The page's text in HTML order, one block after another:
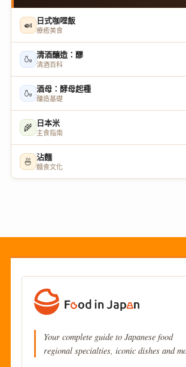
🍛 日式咖哩飯
療癒美食
🍶 清酒釀造：醪
清酒百科
🍶 酒母：酵母起種
釀造基礎
🌾 日本米
主食指南
🍜 沾麵
麵食文化
Your complete guide to Japanese food
regional specialties, iconic dishes and